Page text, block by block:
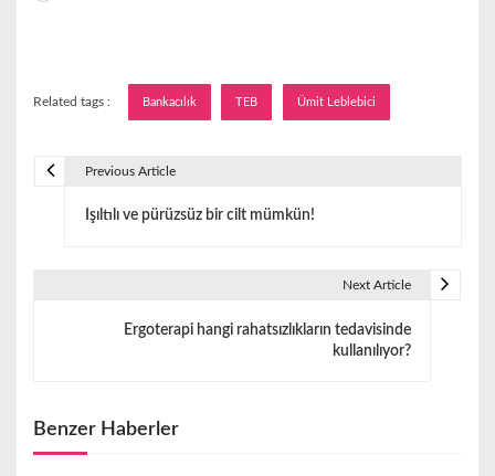
Related tags : Bankacılık TEB Ümit Leblebici
z
Previous Article
Işıltılı ve pürüzsüz bir cilt mümkün!
Next Article
Ergoterapi hangi rahatsızlıkların tedavisinde
kullanılıyor?
Benzer Haberler